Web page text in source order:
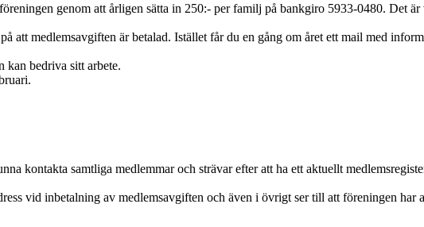
genom att årligen sätta in 250:- per familj på bankgiro 5933-0480. Det är
att medlemsavgiften är betalad. Istället får du en gång om året ett mail med
kan bedriva sitt arbete.
kontakta samtliga medlemmar och strävar efter att ha ett aktuellt
vid inbetalning av medlemsavgiften och även i övrigt ser till att föreningen har